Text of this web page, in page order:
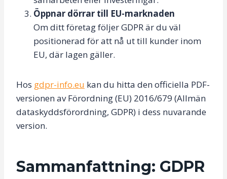
Öppnar dörrar till EU-marknaden
Om ditt företag följer GDPR är du väl
positionerad för att nå ut till kunder inom
EU, där lagen gäller.
Hos gdpr-info.eu kan du hitta den officiella PDF-
versionen av Förordning (EU) 2016/679 (Allmän
dataskyddsförordning, GDPR) i dess nuvarande
version.
Sammanfattning: GDPR